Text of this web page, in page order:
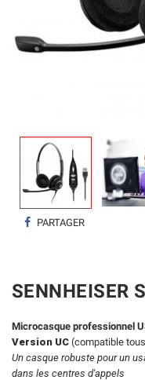
PARTAGER
SENNHEISER
Microcasque professionnel
Version UC (compatible
Un casque robuste pour un
dans les centres d'appels